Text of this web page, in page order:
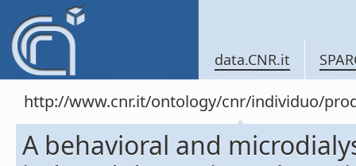
data.CNR.it
http://www.cnr.it/ontology/cnr/individuo/
A behavioral and